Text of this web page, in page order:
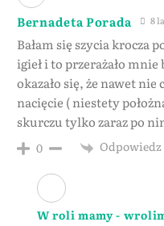
Bernadeta Porada 8
Bałam się szycia krocza
igieł i to przerażało
okazało się, że nawet nie
nacięcie ( niestety
skurczu tylko zaraz po
0 Odpowiedz
W roli mamy -